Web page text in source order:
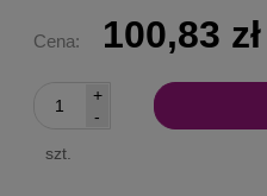
Cena: 100,83 zł
-
+
szt.